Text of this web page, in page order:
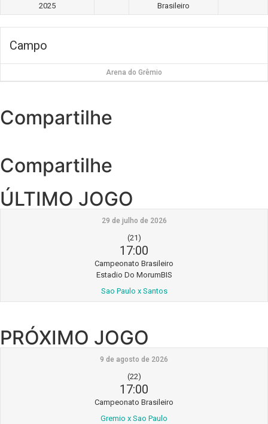
2025
Brasileiro
Campo
Arena do Grêmio
Compartilhe
Compartilhe
ÚLTIMO JOGO
29 de julho de 2026
(21)
17:00
Campeonato Brasileiro
Estadio Do MorumBIS
Sao Paulo x Santos
PRÓXIMO JOGO
9 de agosto de 2026
(22)
17:00
Campeonato Brasileiro
Gremio x Sao Paulo